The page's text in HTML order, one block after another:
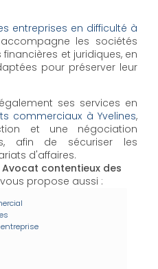
entreprises en difficulté à
accompagne les sociétés
et juridiques, en
pour préserver leur
ses services en
commerciaux à Yvelines,
et une négociation
afin de sécuriser les
d'affaires.
Avocat contentieux des
vous propose aussi :